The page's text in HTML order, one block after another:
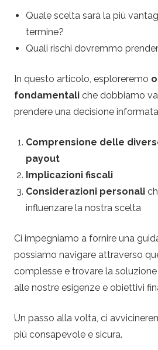
–
P
a
g
m
e
n
t
i
e
Quale scelta sarà la più
termine?
Quali rischi dovremmo
In questo articolo, esploreremo
fondamentali che dobbiamo
prendere una decisione
Comprensione delle
payout
Implicazioni fiscali
Considerazioni personali
influenzare la nostra scelta
Ci impegniamo a fornire una
possiamo navigare attraverso
complesse e trovare la
alle nostre esigenze e obiettivi
Un passo alla volta, ci
più consapevole e sicura.